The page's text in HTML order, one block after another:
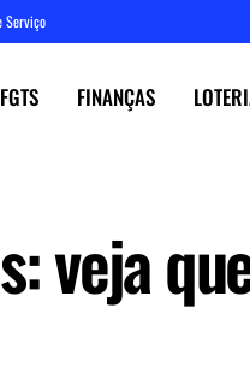
Serviço
FGTS FINANÇAS
veja